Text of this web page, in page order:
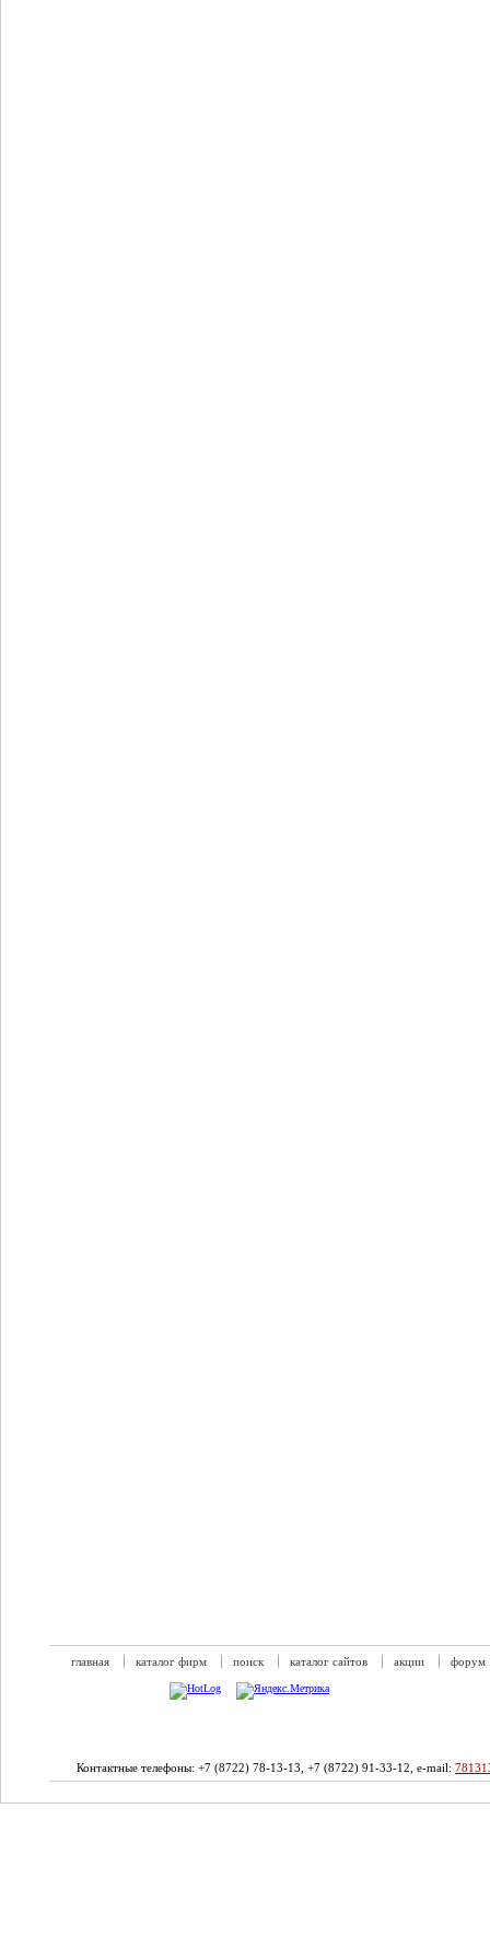
главная каталог фирм поиск каталог сайтов акции форум
Контактные телефоны: +7 (8722) 78-13-13, +7 (8722) 91-33-12, e-mail: